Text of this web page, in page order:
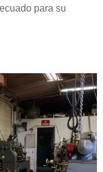
para su